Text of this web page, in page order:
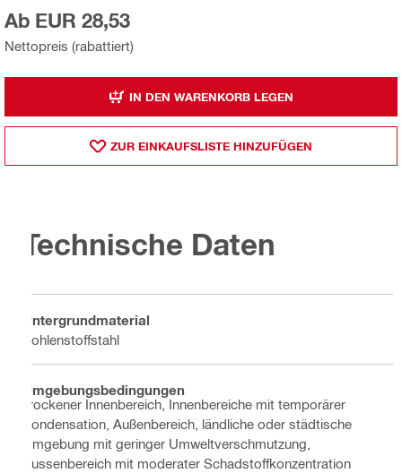
Nettopreis (rabattiert)
Ab EUR 28,53
IN DEN WARENKORB LEGEN
ZUR EINKAUFSLISTE HINZUFÜGEN
Technische Daten
Untergrundmaterial
Kohlenstoffstahl
Umgebungsbedingungen
Trockener Innenbereich, Innenbereiche mit temporärer
Kondensation, Außenbereich, ländliche oder städtische
Umgebung mit geringer Umweltverschmutzung,
Aussenbereich mit moderater Schadstoffkonzentration